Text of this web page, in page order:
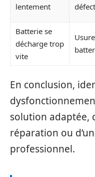
lentement
Batterie se
décharge trop
vite
En conclusion,
solution adaptée,
réparation ou
professionnel.